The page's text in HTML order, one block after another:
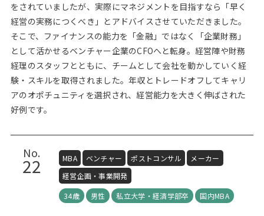
をされていましたが、実際にマネジメントを目指すなら「早く
経営の実務につくべき」とアドバイスさせていただきました。
そこで、ファイナンスの能力を「金融」ではなく「企業財務」
として活かせるベンチャー企業のCFOへと転身。経営陣や財務
経理のスタッフとともに、チームとして会社を動かしていく経
験・スキルを取得されました。年収とトレードオフしてキャリ
アのオポチュニティを選択され、経営能力を大きく伸ばされた
好例です。
No.
22 MBA ベンチャー ポストコンサル
メーカー
経営企画・事業開発
34歳
男性 私立大学・経済学部卒 国内MBA